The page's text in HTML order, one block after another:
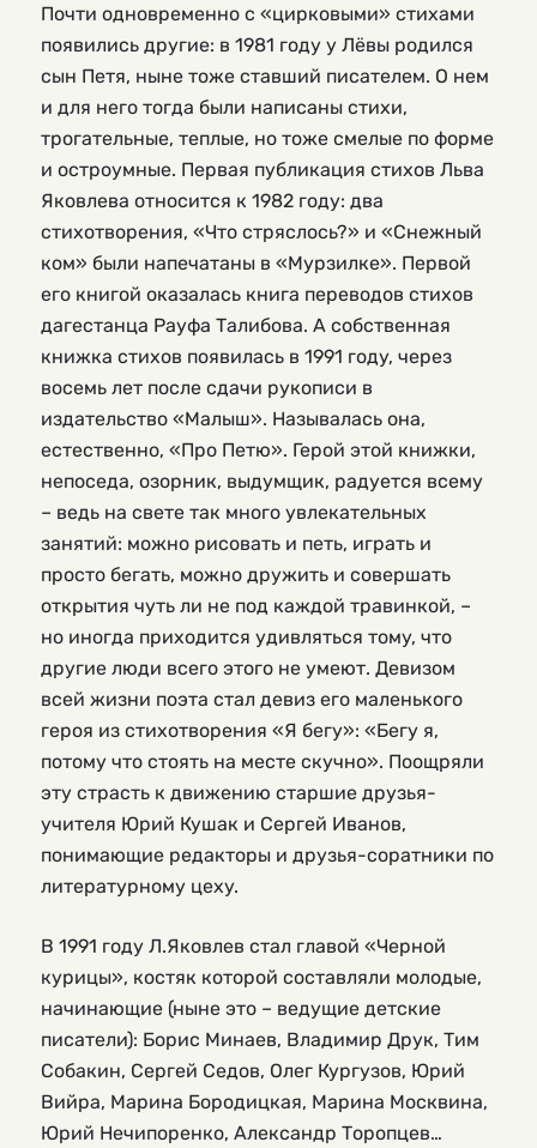
Почти одновременно с «цирковыми» стихами
появились другие: в 1981 году у Лёвы родился
сын Петя, ныне тоже ставший писателем. О нем
и для него тогда были написаны стихи,
трогательные, теплые, но тоже смелые по форме
и остроумные. Первая публикация стихов Льва
Яковлева относится к 1982 году: два
стихотворения, «Что стряслось?» и «Снежный
ком» были напечатаны в «Мурзилке». Первой
его книгой оказалась книга переводов стихов
дагестанца Рауфа Талибова. А собственная
книжка стихов появилась в 1991 году, через
восемь лет после сдачи рукописи в
издательство «Малыш». Называлась она,
естественно, «Про Петю». Герой этой книжки,
непоседа, озорник, выдумщик, радуется всему
– ведь на свете так много увлекательных
занятий: можно рисовать и петь, играть и
просто бегать, можно дружить и совершать
открытия чуть ли не под каждой травинкой, –
но иногда приходится удивляться тому, что
другие люди всего этого не умеют. Девизом
всей жизни поэта стал девиз его маленького
героя из стихотворения «Я бегу»: «Бегу я,
потому что стоять на месте скучно». Поощряли
эту страсть к движению старшие друзья-
учителя Юрий Кушак и Сергей Иванов,
понимающие редакторы и друзья-соратники по
литературному цеху.
В 1991 году Л.Яковлев стал главой «Черной
курицы», костяк которой составляли молодые,
начинающие (ныне это – ведущие детские
писатели): Борис Минаев, Владимир Друк, Тим
Собакин, Сергей Седов, Олег Кургузов, Юрий
Вийра, Марина Бородицкая, Марина Москвина,
Юрий Нечипоренко, Александр Торопцев…